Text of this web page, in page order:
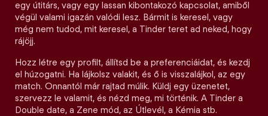
egy útitárs, vagy egy lassan kibontakozó kapcsolat, amiből
végül valami igazán valódi lesz. Bármit is keresel, vagy
még nem tudod, mit keresel, a Tinder teret ad neked, hogy
rájöjj.
Hozz létre egy profilt, állítsd be a preferenciáidat, és kezdj
el húzogatni. Ha lájkolsz valakit, és ő is visszalájkol, az egy
match. Onnantól már rajtad múlik. Küldj egy üzenetet,
szervezz le valamit, és nézd meg, mi történik. A Tinder a
Double date, a Zene mód, az Útlevél, a Kémia stb.